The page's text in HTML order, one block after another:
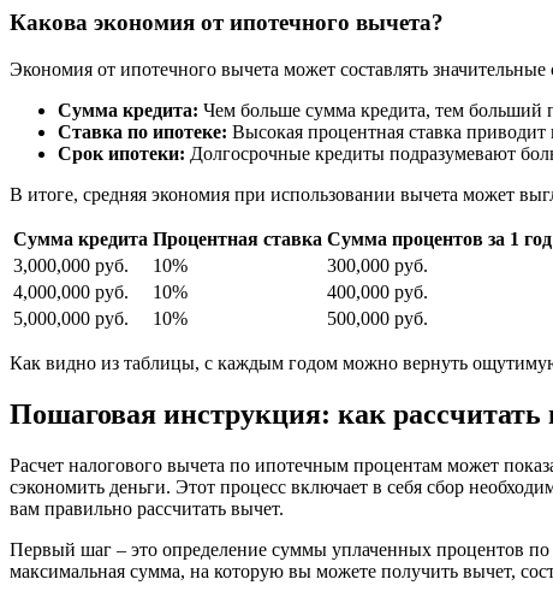
Какова экономия от ипотечного вычета?
Экономия от ипотечного вычета может составлять
Сумма кредита: Чем больше сумма кредита, тем больший
Ставка по ипотеке: Высокая процентная ставка
Срок ипотеки: Долгосрочные кредиты подразумевают
В итоге, средняя экономия при использовании вычета может
Сумма кредита Процентная ставка Сумма процентов за 1 год
3,000,000 руб.
10% 300,000 руб.
4,000,000 руб.
10% 400,000 руб.
5,000,000 руб.
10% 500,000 руб.
Как видно из таблицы, с каждым годом можно вернуть
Пошаговая инструкция: как рассчитать
Расчет налогового вычета по ипотечным процентам может
сэкономить деньги. Этот процесс включает в себя сбор
вам правильно рассчитать вычет.
Первый шаг – это определение суммы уплаченных процентов
максимальная сумма, на которую вы можете получить вычет,